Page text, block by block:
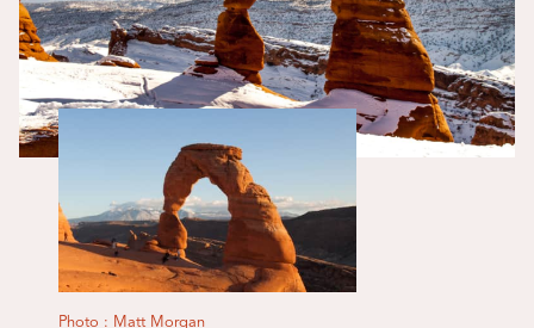
Photo : Matt Morgan